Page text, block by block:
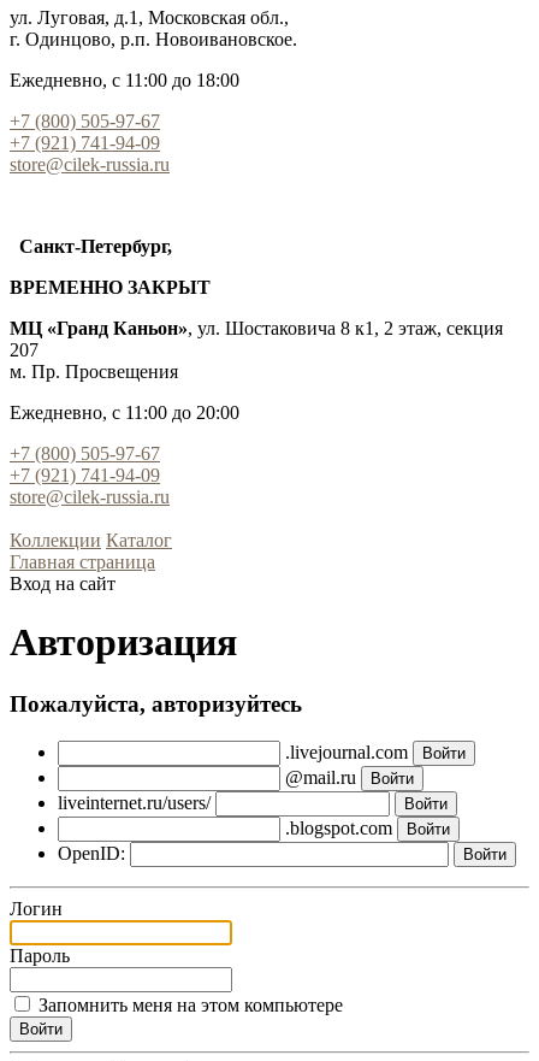
ул. Луговая, д.1, Московская обл.,
г. Одинцово, р.п. Новоивановское.
Ежедневно, с 11:00 до 18:00
+7 (800) 505-97-67
+7 (921) 741-94-09
store@cilek-russia.ru
Санкт-Петербург,
ВРЕМЕННО ЗАКРЫТ
МЦ «Гранд Каньон», ул. Шостаковича 8 к1, 2 этаж, секция
207
м. Пр. Просвещения
Ежедневно, с 11:00 до 20:00
+7 (800) 505-97-67
+7 (921) 741-94-09
store@cilek-russia.ru
Коллекции Каталог
Главная страница
Вход на сайт
Авторизация
Пожалуйста, авторизуйтесь
.livejournal.com
@mail.ru
liveinternet.ru/users/
.blogspot.com
OpenID:
Логин
Пароль
Запомнить меня на этом компьютере